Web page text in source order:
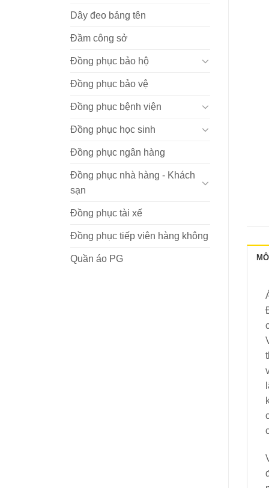
Dây đeo bảng tên
Đầm công sở
Đồng phục bảo hộ
Đồng phục bảo vệ
Đồng phục bệnh viện
Đồng phục học sinh
Đồng phục ngân hàng
Đồng phục nhà hàng - Khách
sạn
Đồng phục tài xế
Đồng phục tiếp viên hàng không
Quần áo PG